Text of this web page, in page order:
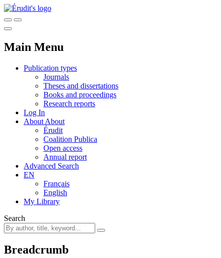
Main Menu
Publication types
Journals
Theses and dissertations
Books and proceedings
Research reports
Log In
About About
Érudit
Coalition Publica
Open access
Annual report
Advanced Search
EN
Français
English
My Library
Search
Breadcrumb